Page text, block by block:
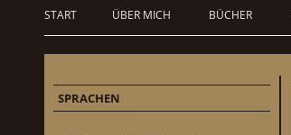
START ÜBER MICH BÜCHER
SPRACHEN